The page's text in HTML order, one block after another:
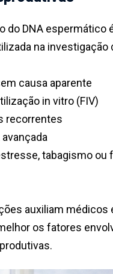
do DNA espermático
na investigação
causa aparente
in vitro (FIV)
recorrentes
avançada
tabagismo ou
auxiliam médicos
os fatores